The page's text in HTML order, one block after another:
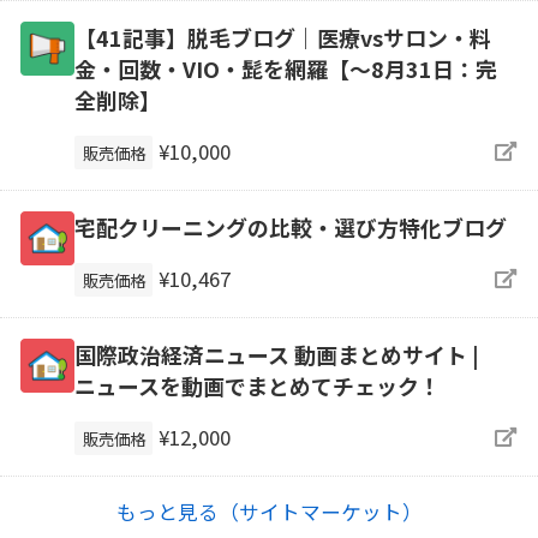
【41記事】脱毛ブログ｜医療vsサロン・料
金・回数・VIO・髭を網羅【～8月31日：完
全削除】
販売価格 ¥10,000
宅配クリーニングの比較・選び方特化ブログ
販売価格 ¥10,467
国際政治経済ニュース 動画まとめサイト |
ニュースを動画でまとめてチェック！
販売価格 ¥12,000
もっと見る（サイトマーケット）